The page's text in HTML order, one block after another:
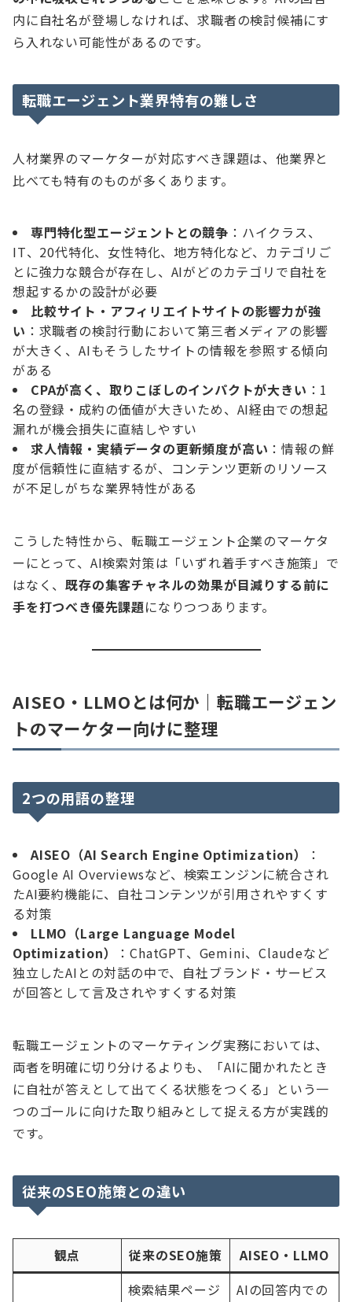
内に自社名が登場しなければ、求職者の検討候補にす
ら入れない可能性があるのです。
転職エージェント業界特有の難しさ
人材業界のマーケターが対応すべき課題は、他業界と
比べても特有のものが多くあります。
専門特化型エージェントとの競争 ：ハイクラス、
IT、20代特化、女性特化、地方特化など、カテゴリご
とに強力な競合が存在し、AIがどのカテゴリで自社を
想起するかの設計が必要
比較サイト・アフィリエイトサイトの影響力が強
い ：求職者の検討行動において第三者メディアの影響
が大きく、AIもそうしたサイトの情報を参照する傾向
がある
CPAが高く、取りこぼしのインパクトが大きい ：1
名の登録・成約の価値が大きいため、AI経由での想起
漏れが機会損失に直結しやすい
求人情報・実績データの更新頻度が高い ：情報の鮮
度が信頼性に直結するが、コンテンツ更新のリソース
が不足しがちな業界特性がある
こうした特性から、転職エージェント企業のマーケタ
ーにとって、AI検索対策は「いずれ着手すべき施策」で
はなく、既存の集客チャネルの効果が目減りする前に
手を打つべき優先課題になりつつあります。
AISEO・LLMOとは何か｜転職エージェン
トのマーケター向けに整理
2つの用語の整理
AISEO（AI Search Engine Optimization）
：
Google AI Overviewsなど、検索エンジンに統合され
たAI要約機能に、自社コンテンツが引用されやすくす
る対策
LLMO（Large Language Model
Optimization）
：ChatGPT、Gemini、Claudeなど
独立したAIとの対話の中で、自社ブランド・サービス
が回答として言及されやすくする対策
転職エージェントのマーケティング実務においては、
両者を明確に切り分けるよりも、「AIに聞かれたとき
に自社が答えとして出てくる状態をつくる」という一
つのゴールに向けた取り組みとして捉える方が実践的
です。
従来のSEO施策との違い
観点 従来のSEO施策 AISEO・LLMO
検索結果ページ
AIの回答内での